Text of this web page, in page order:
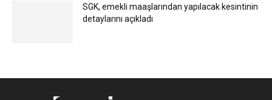
SGK, emekli maaşlarından yapılacak kesintinin
detaylarını açıkladı